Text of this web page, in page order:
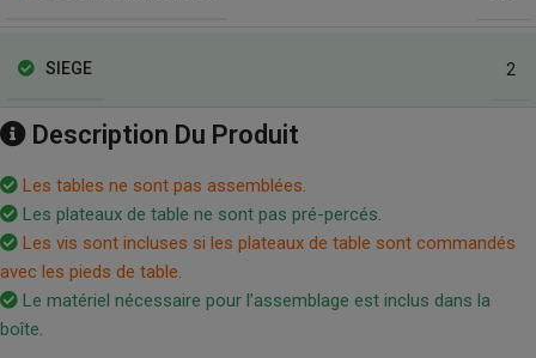
SIEGE 2
Description Du Produit
Les tables ne sont pas assemblées.
Les plateaux de table ne sont pas pré-percés.
Les vis sont incluses si les plateaux de table sont commandés
avec les pieds de table.
Le matériel nécessaire pour l’assemblage est inclus dans la
boîte.